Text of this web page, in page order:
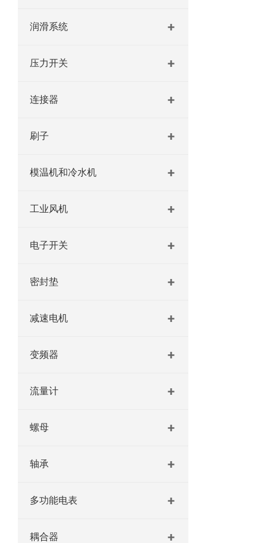
润滑系统
压力开关
连接器
刷子
模温机和冷水机
工业风机
电子开关
密封垫
减速电机
变频器
流量计
螺母
轴承
多功能电表
耦合器